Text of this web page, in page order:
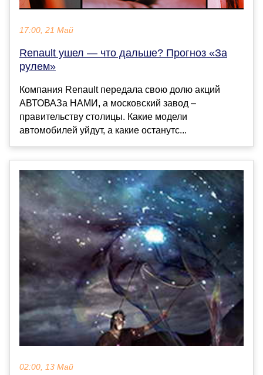
17:00, 21 Май
Renault ушел — что дальше? Прогноз «За
рулем»
Компания Renault передала свою долю акций
АВТОВАЗа НАМИ, а московский завод –
правительству столицы. Какие модели
автомобилей уйдут, а какие останутс...
02:00, 13 Май